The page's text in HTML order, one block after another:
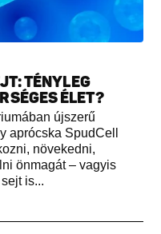
TÉNYLEG
ÉLET?
újszerű
aprócska SpudCell
növekedni,
önmagát – vagyis
is...